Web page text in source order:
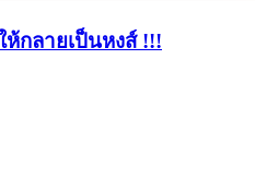
กลายเป็นหงส์ !!!